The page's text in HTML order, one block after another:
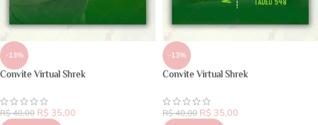
-13%
Convite Virtual Shrek
R$40,00 R$ 35,00
-13%
Convite Virtual Shrek
R$40,00 R$ 35,00